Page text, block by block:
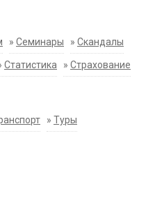
» Семинары » Скандалы
Статистика » Страхование
» Туры